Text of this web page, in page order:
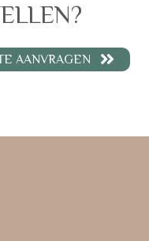
AANVRAGEN